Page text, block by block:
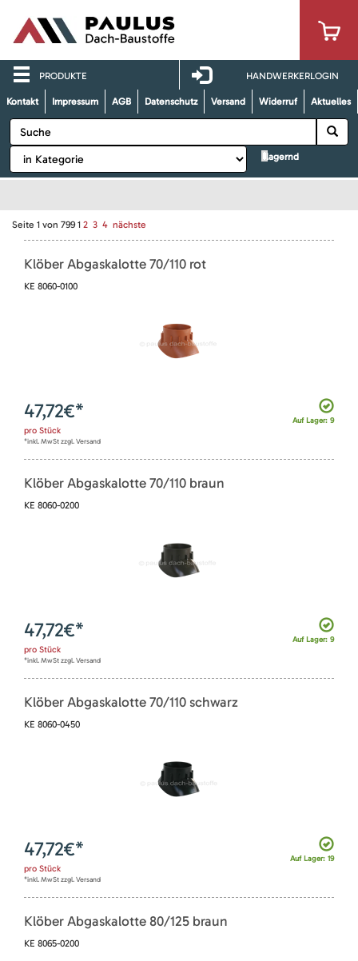
PRODUKTE HANDWERKERLOGIN
Kontakt Impressum AGB Datenschutz Versand Widerruf Aktuelles
lagernd
Seite 1 von 799 1 2 3 4 nächste
Klöber Abgaskalotte 70/110 rot
KE 8060-0100
Auf Lager: 9
47,72€*
pro Stück
*inkl. MwSt zzgl. Versand
Klöber Abgaskalotte 70/110 braun
KE 8060-0200
Auf Lager: 9
47,72€*
pro Stück
*inkl. MwSt zzgl. Versand
Klöber Abgaskalotte 70/110 schwarz
KE 8060-0450
Auf Lager: 19
47,72€*
pro Stück
*inkl. MwSt zzgl. Versand
Klöber Abgaskalotte 80/125 braun
KE 8065-0200